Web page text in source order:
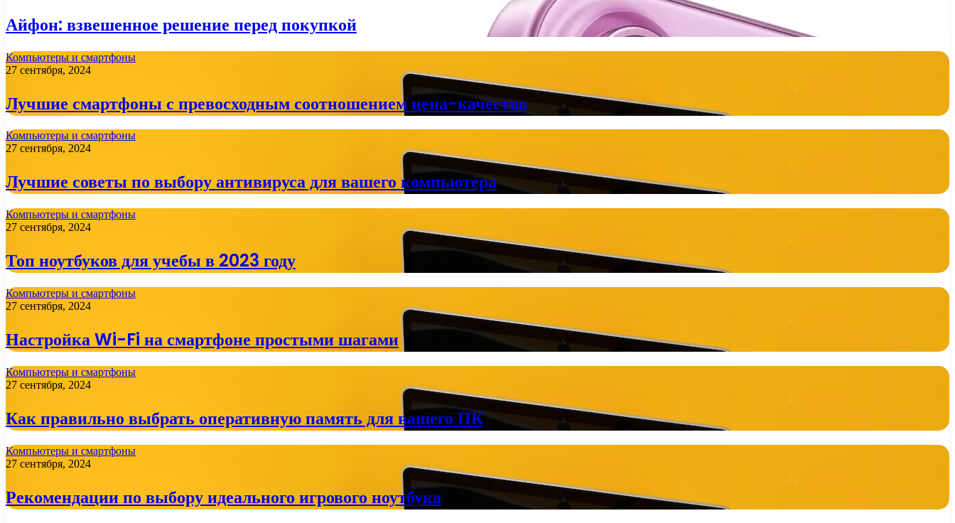
Айфон: взвешенное решение перед покупкой
Компьютеры и смартфоны
27 сентября, 2024
Лучшие смартфоны с превосходным соотношением цена-качество
Компьютеры и смартфоны
27 сентября, 2024
Лучшие советы по выбору антивируса для вашего компьютера
Компьютеры и смартфоны
27 сентября, 2024
Топ ноутбуков для учебы в 2023 году
Компьютеры и смартфоны
27 сентября, 2024
Настройка Wi-Fi на смартфоне простыми шагами
Компьютеры и смартфоны
27 сентября, 2024
Как правильно выбрать оперативную память для вашего ПК
Компьютеры и смартфоны
27 сентября, 2024
Рекомендации по выбору идеального игрового ноутбука